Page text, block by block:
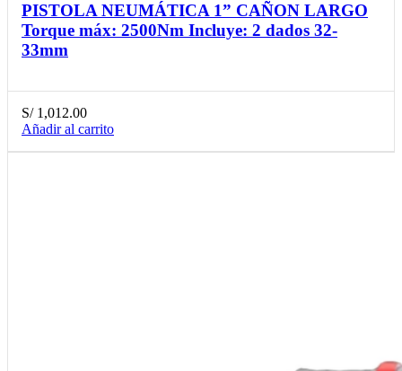
PISTOLA NEUMÁTICA 1” CAÑON LARGO
Torque máx: 2500Nm Incluye: 2 dados 32-
33mm
S/1,012.00
Añadir al carrito